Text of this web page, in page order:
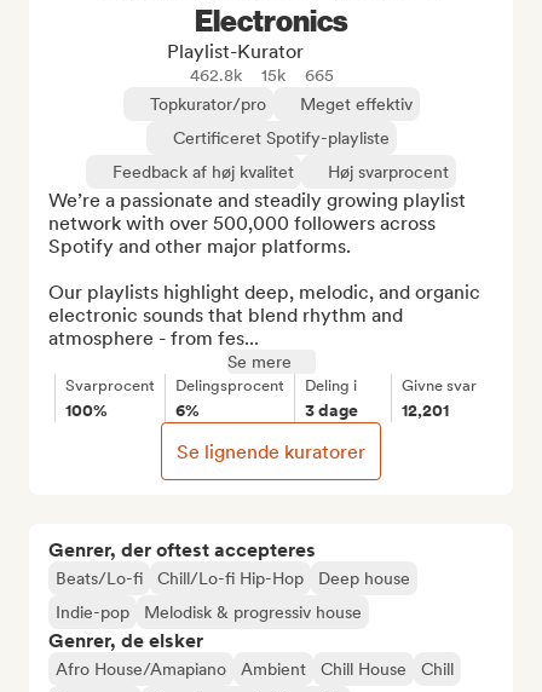
Genrer, der oftest accepteres
Beats/Lo-fi Chill/Lo-fi Hip-Hop
Deep house
Indie-pop
Melodisk & progressiv house
Genrer, de elsker
Afro House/Amapiano Ambient Chill House
Chill
Electronics
Playlist-Kurator
462.8k 15k
665
Topkurator/pro
Meget effektiv
Certificeret Spotify-playliste
Feedback af høj kvalitet
Høj svarprocent
We’re a passionate and steadily growing playlist
network with over 500,000 followers across
Spotify and other major platforms.
Our playlists highlight deep, melodic, and organic
electronic sounds that blend rhythm and
atmosphere - from fes...
Se mere
Svarprocent
100%
Delingsprocent
6%
Deling i
3 dage
Givne svar
12,201
Se lignende kuratorer